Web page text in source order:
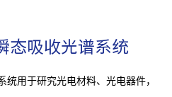
态吸收光谱系统
统用于研究光电材料、光电器件，